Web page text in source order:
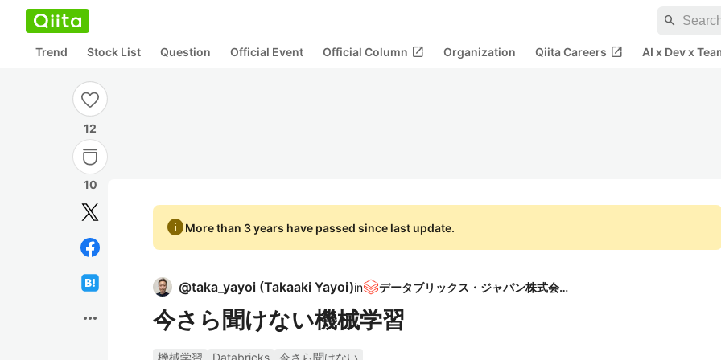
search
Trend Stock List Question Official Event Official Column open_in_new Organization Qiita Careers open_in_new AI x Dev x
12
10
more_horiz
infoMore than 3 years have passed since last update.
@taka_yayoi (Takaaki Yayoi)in データブリックス・ジャパン株式会社
今さら聞けない機械学習
機械学習 Databricks
今さら聞けない